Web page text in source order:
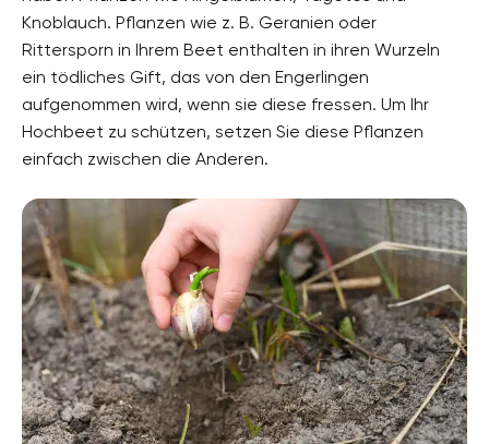
Knoblauch. Pflanzen wie z. B. Geranien oder
Rittersporn in Ihrem Beet enthalten in ihren Wurzeln
ein tödliches Gift, das von den Engerlingen
aufgenommen wird, wenn sie diese fressen. Um Ihr
Hochbeet zu schützen, setzen Sie diese Pflanzen
einfach zwischen die Anderen.